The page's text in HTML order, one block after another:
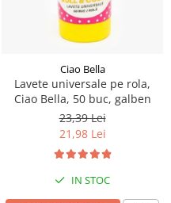
Ciao Bella
Lavete universale pe rola,
Ciao Bella, 50 buc, galben
23,39 Lei
21,98 Lei
IN STOC